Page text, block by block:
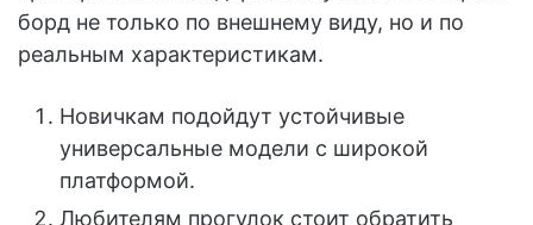
борд не только по внешнему виду, но и по
реальным характеристикам.
Новичкам подойдут устойчивые
универсальные модели с широкой
платформой.
Любителям прогулок стоит обратить